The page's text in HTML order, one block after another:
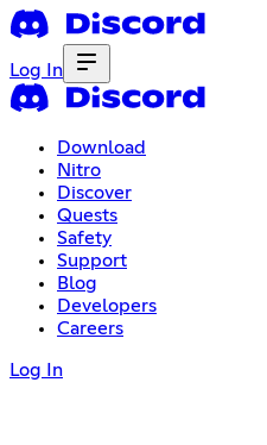
Log In
Download
Nitro
Discover
Quests
Safety
Support
Blog
Developers
Careers
Log In